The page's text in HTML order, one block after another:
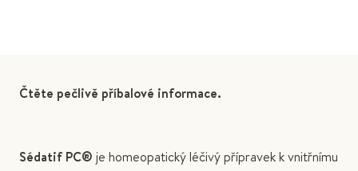
Čtěte pečlivě příbalové informace.
Sédatif PC® je homeopatický léčivý přípravek k vnitřnímu